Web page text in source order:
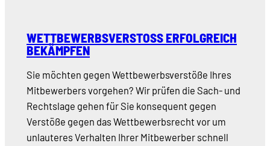
WETTBEWERBSVERSTOSS ERFOLGREICH B
EKÄMPFEN
Sie möchten gegen Wettbewerbsverstöße Ihres
Mitbewerbers vorgehen? Wir prüfen die Sach- und
Rechtslage gehen für Sie konsequent gegen
Verstöße gegen das Wettbewerbsrecht vor um
unlauteres Verhalten Ihrer Mitbewerber schnell